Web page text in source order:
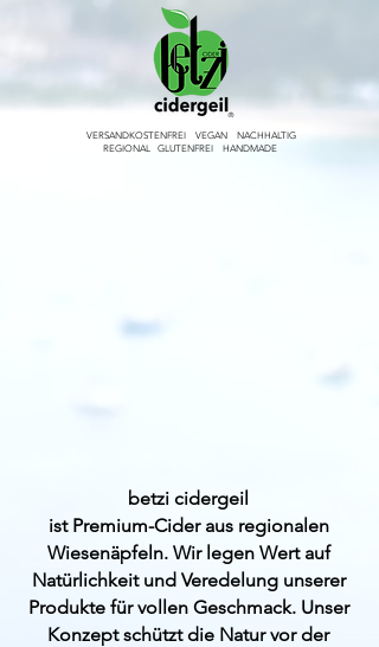
VERSANDKOSTENFREI VEGAN NACHHALTIG
REGIONAL GLUTENFREI HANDMADE
betzi cidergeil
ist Premium-Cider aus regionalen
Wiesenäpfeln. Wir legen Wert auf
Natürlichkeit und Veredelung unserer
Produkte für vollen Geschmack. Unser
Konzept schützt die Natur vor der